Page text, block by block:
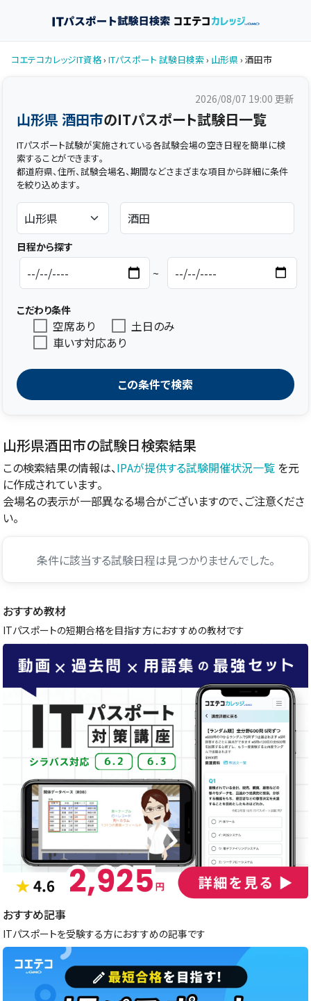
コエテコカレッジIT資格› ITパスポート 試験日検索 › 山形県 › 酒田市
2026/08/07 19:00 更新
山形県 酒田市のITパスポート試験日一覧
ITパスポート試験が実施されている各試験会場の空き日程を簡単に検
索することができます。
都道府県、住所、試験会場名、期間などさまざまな項目から詳細に条件
を絞り込めます。
日程から探す
~
こだわり条件
空席あり
土日のみ
車いす対応あり
この条件で検索
山形県酒田市の試験日検索結果
この検索結果の情報は、IPAが提供する試験開催状況一覧を元
に作成されています。
会場名の表示が一部異なる場合がございますので、ご注意くださ
い。
条件に該当する試験日程は見つかりませんでした。
おすすめ教材
ITパスポートの短期合格を目指す方におすすめの教材です
おすすめ記事
ITパスポートを受験する方におすすめの記事です